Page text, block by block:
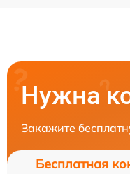
Нужна
Закажите
Бесплатная